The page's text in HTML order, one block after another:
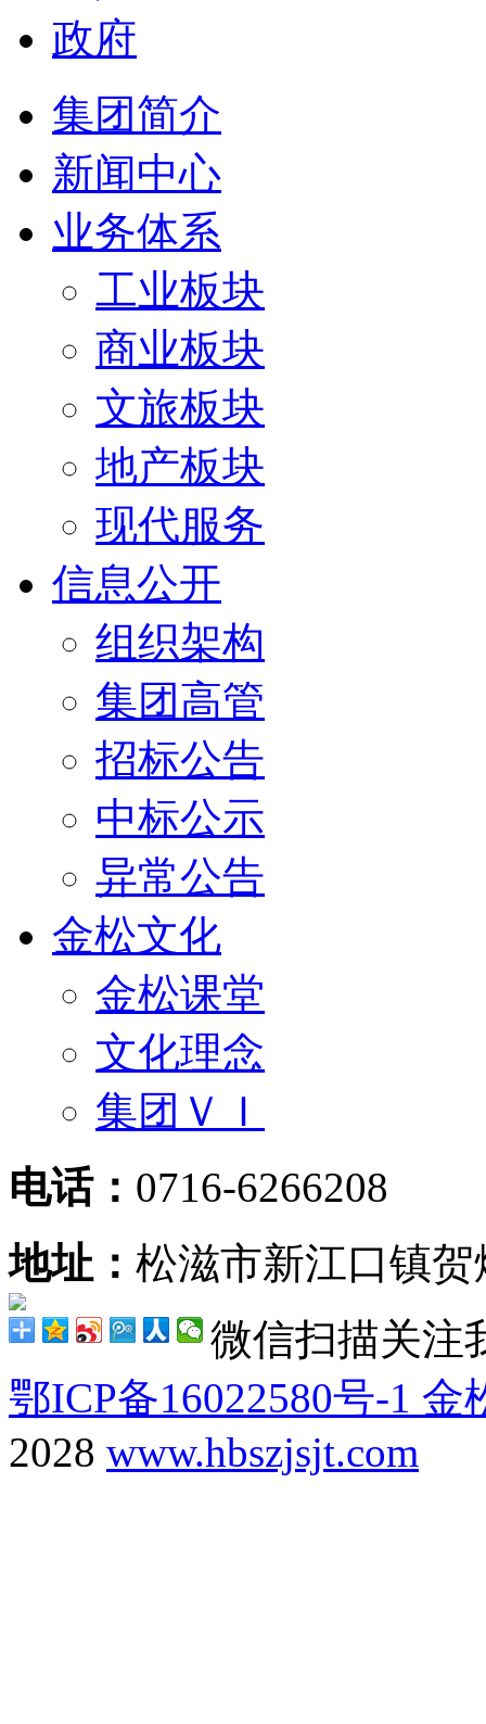
集团简介
新闻中心
业务体系
工业板块
商业板块
文旅板块
地产板块
现代服务
信息公开
组织架构
集团高管
招标公告
中标公示
异常公告
金松文化
金松课堂
文化理念
集团ＶＩ
电话： 0716-6266208
地址： 松滋市新江口镇
微信扫描关注
鄂ICP备16022580号-1 金
2028 www.hbszjsjt.com